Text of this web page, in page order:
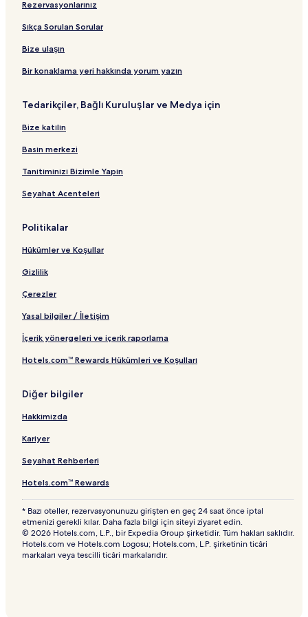
l
a
n
t
t
a
n
d
r
a
l
a
n
t
t
ı
n
t
ı
l
a
n
t
Rezervasyonlarınız
Sıkça Sorulan Sorular
Bize ulaşın
Bir konaklama yeri hakkında yorum yazın
Tedarikçiler, Bağlı Kuruluşlar ve Medya için
Bize katılın
Basın merkezi
Tanıtımınızı Bizimle Yapın
Seyahat Acenteleri
Politikalar
Hükümler ve Koşullar
Gizlilik
Çerezler
Yasal bilgiler / İletişim
İçerik yönergeleri ve içerik raporlama
Hotels.com™ Rewards Hükümleri ve Koşulları
Diğer bilgiler
Hakkımızda
Kariyer
Seyahat Rehberleri
Hotels.com™ Rewards
* Bazı oteller, rezervasyonunuzu girişten en geç 24 saat önce iptal
etmenizi gerekli kılar. Daha fazla bilgi için siteyi ziyaret edin.
© 2026 Hotels.com, L.P., bir Expedia Group şirketidir. Tüm hakları saklıdır.
Hotels.com ve Hotels.com Logosu; Hotels.com, L.P. şirketinin ticâri
markaları veya tescilli ticâri markalarıdır.